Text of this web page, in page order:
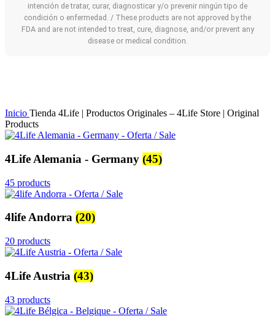
intención de tratar, curar, diagnosticar y/o prevenir ningún tipo de
condición o enfermedad. / These products are not approved by the
FDA and are not intended to treat, cure, diagnose, and/or prevent any
disease or medical condition.
Inicio Tienda 4Life | Productos Originales – 4Life Store | Original
Products
4Life Alemania - Germany (45)
45 products
4life Andorra (20)
20 products
4Life Austria (43)
43 products